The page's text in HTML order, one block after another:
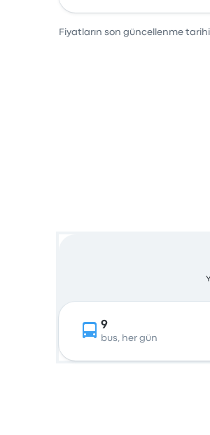
Fiyatların son güncellenme
9
bus, her gün